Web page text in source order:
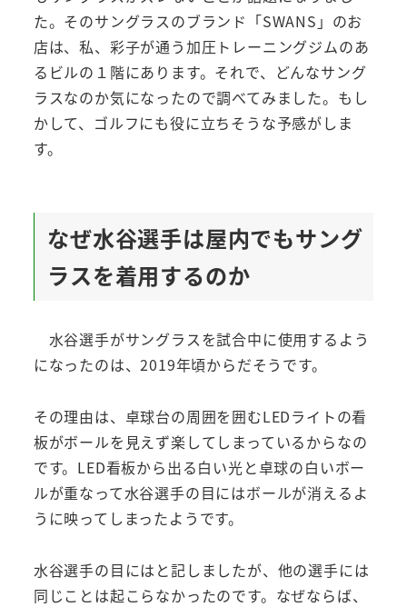
た。そのサングラスのブランド「SWANS」のお
店は、私、彩子が通う加圧トレーニングジムのあ
るビルの１階にあります。それで、どんなサング
ラスなのか気になったので調べてみました。もし
かして、ゴルフにも役に立ちそうな予感がしま
す。
なぜ水谷選手は屋内でもサング
ラスを着用するのか
水谷選手がサングラスを試合中に使用するよう
になったのは、2019年頃からだそうです。
その理由は、卓球台の周囲を囲むLEDライトの看
板がボールを見えず楽してしまっているからなの
です。LED看板から出る白い光と卓球の白いボー
ルが重なって水谷選手の目にはボールが消えるよ
うに映ってしまったようです。
水谷選手の目にはと記しましたが、他の選手には
同じことは起こらなかったのです。なぜならば、